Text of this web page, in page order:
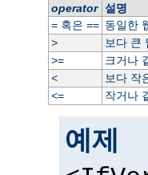
operator 설명
=혹은 == 동일한
>
보다 큰
>=
크거나
<
보다 작
<=
작거나
예제